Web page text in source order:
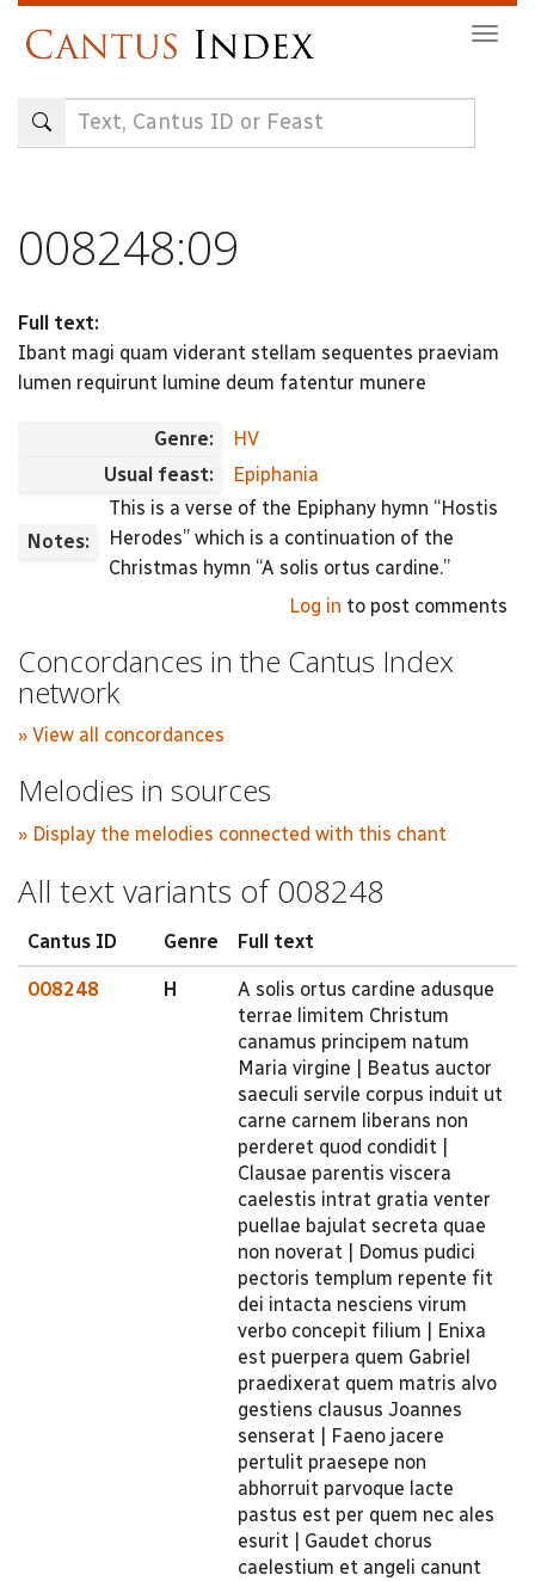
content
008248:09
Full text:
Ibant magi quam viderant stellam sequentes praeviam
lumen requirunt lumine deum fatentur munere
Genre:
HV
Usual feast:
Epiphania
Notes:
This is a verse of the Epiphany hymn “Hostis
Herodes” which is a continuation of the
Christmas hymn “A solis ortus cardine.”
Log in to post comments
Concordances in the Cantus Index
network
» View all concordances
Melodies in sources
» Display the melodies connected with this chant
All text variants of 008248
Cantus ID Genre Full text
008248 H
A solis ortus cardine adusque
terrae limitem Christum
canamus principem natum
Maria virgine | Beatus auctor
saeculi servile corpus induit ut
carne carnem liberans non
perderet quod condidit |
Clausae parentis viscera
caelestis intrat gratia venter
puellae bajulat secreta quae
non noverat | Domus pudici
pectoris templum repente fit
dei intacta nesciens virum
verbo concepit filium | Enixa
est puerpera quem Gabriel
praedixerat quem matris alvo
gestiens clausus Joannes
senserat | Faeno jacere
pertulit praesepe non
abhorruit parvoque lacte
pastus est per quem nec ales
esurit | Gaudet chorus
caelestium et angeli canunt